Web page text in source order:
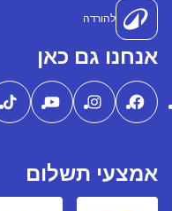
להורדה
אנחנו גם כאן
אמצעי תשלום